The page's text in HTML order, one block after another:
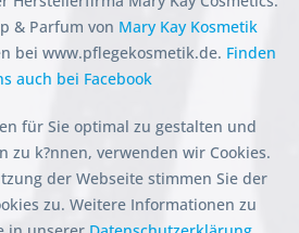
& Parfum von Mary Kay Kosmetik
bei www.pflegekosmetik.de. Finden
auch bei Facebook
für Sie optimal zu gestalten und
zu k?nnen, verwenden wir Cookies.
der Webseite stimmen Sie der
zu. Weitere Informationen zu